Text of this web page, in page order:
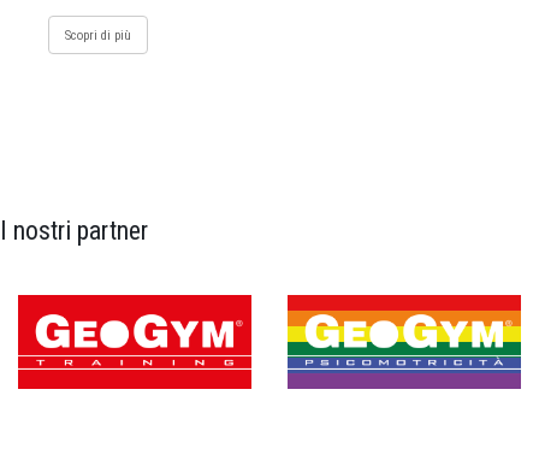
Scopri di più
I nostri partner